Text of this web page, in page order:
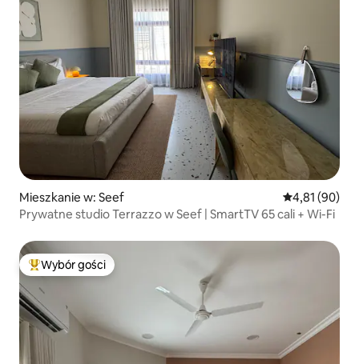
Mieszkanie w: Seef Średnia
4,81 (90)
Prywatne studio Terrazzo w Seef | SmartTV 65 cali + Wi-Fi
Najpopularniejsze z kategorii Wybór gości
Wybór gości